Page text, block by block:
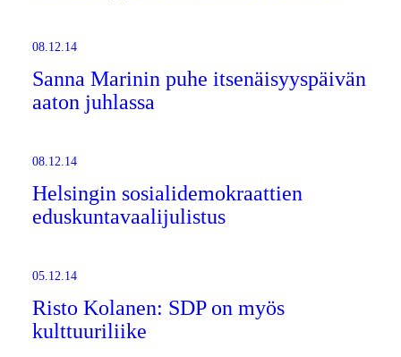
08.12.14
Sanna Marinin puhe itsenäisyyspäivän
aaton juhlassa
08.12.14
Helsingin sosialidemokraattien
eduskuntavaalijulistus
05.12.14
Risto Kolanen: SDP on myös
kulttuuriliike